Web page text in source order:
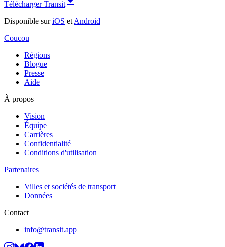
Télécharger Transit
Disponible suriOS et Android
Coucou
Régions
Blogue
Presse
Aide
À propos
Vision
Équipe
Carrières
Confidentialité
Conditions d'utilisation
Partenaires
Villes et sociétés de transport
Données
Contact
info@transit.app